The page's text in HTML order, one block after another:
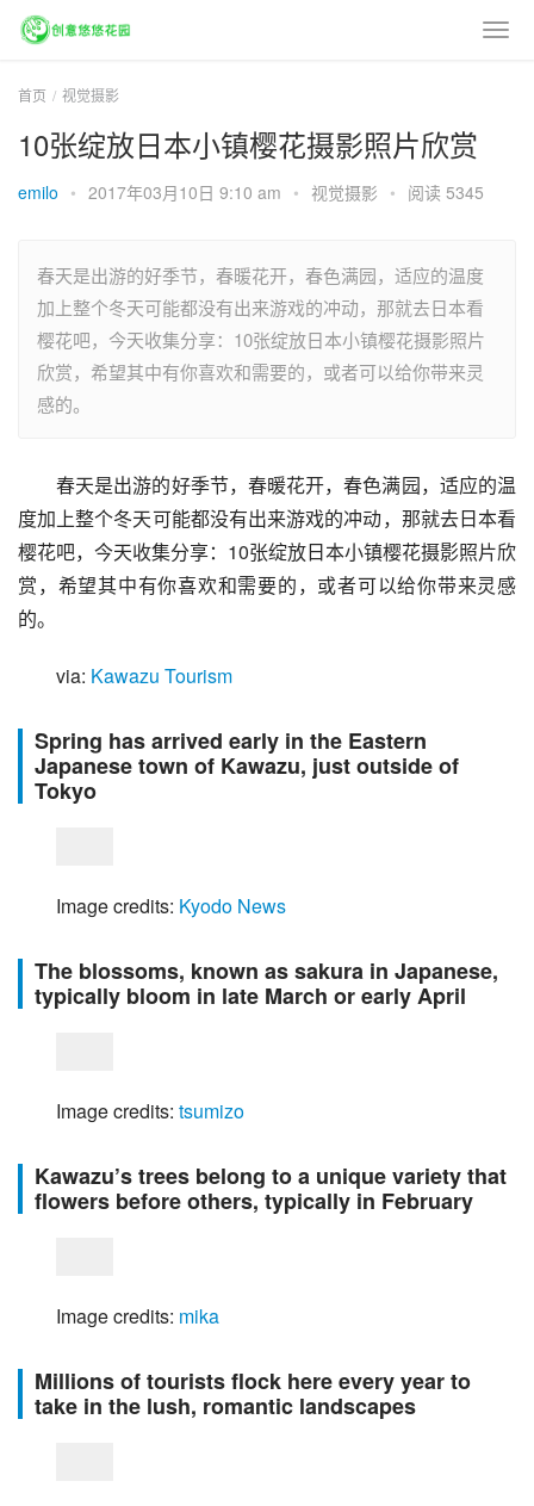
首页 视觉摄影
10张绽放日本小镇樱花摄影照片欣赏
emilo • 2017年03月10日 9:10 am • 视觉摄影 • 阅读 5345
春天是出游的好季节，春暖花开，春色满园，适应的温度
加上整个冬天可能都没有出来游戏的冲动，那就去日本看
樱花吧，今天收集分享：10张绽放日本小镇樱花摄影照片
欣赏，希望其中有你喜欢和需要的，或者可以给你带来灵
感的。
春天是出游的好季节，春暖花开，春色满园，适应的温
度加上整个冬天可能都没有出来游戏的冲动，那就去日本看
樱花吧，今天收集分享：10张绽放日本小镇樱花摄影照片欣
赏，希望其中有你喜欢和需要的，或者可以给你带来灵感
的。
via: Kawazu Tourism
Spring has arrived early in the Eastern
Japanese town of Kawazu, just outside of
Tokyo
Image credits: Kyodo News
The blossoms, known assakura in Japanese,
typically bloom in late March or early April
Image credits: tsumizo
Kawazu’s trees belong to a unique variety that
flowers before others, typically in February
Image credits: mika
Millions of tourists flock here every year to
take in the lush, romantic landscapes